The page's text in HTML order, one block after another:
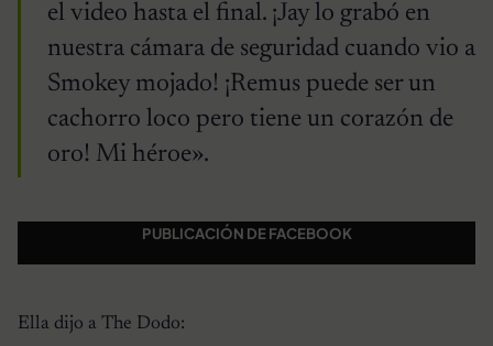
el video hasta el final. ¡Jay lo grabó en
nuestra cámara de seguridad cuando vio a
Smokey mojado! ¡Remus puede ser un
cachorro loco pero tiene un corazón de
oro! Mi héroe».
PUBLICACIÓN DE FACEBOOK
Ella dijo a The Dodo: